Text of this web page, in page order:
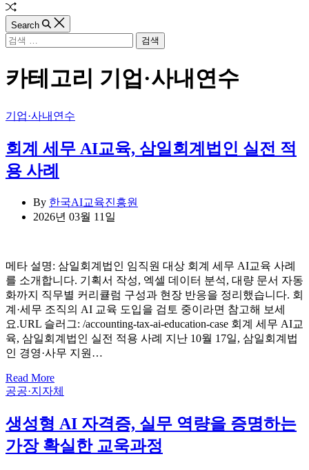
Random
Article
Search
검
카테고리 기업·사내연수
Categories
기업·사내연수
회계 세무 AI교육, 삼일회계법인 실전 적
용 사례
By 한국AI교육진흥원
2026년 03월 11일
메타 설명: 삼일회계법인 임직원 대상 회계 세무 AI교육 사례
를 소개합니다. 기획서 작성, 엑셀 데이터 분석, 대량 문서 자동
화까지 직무별 커리큘럼 구성과 현장 반응을 정리했습니다. 회
계·세무 조직의 AI 교육 도입을 검토 중이라면 참고해 보세
요.URL 슬러그: /accounting-tax-ai-education-case 회계 세무 AI교
육, 삼일회계법인 실전 적용 사례 지난 10월 17일, 삼일회계법
인 경영·사무 지원…
Read More
Categories
공공·지자체
생성형 AI 자격증, 실무 역량을 증명하는
가장 확실한 교욱과정